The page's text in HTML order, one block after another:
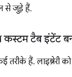
से जुड़े हैं.
कस्टम टैब इंटेंट
तरीके हैं. लाइब्रेरी